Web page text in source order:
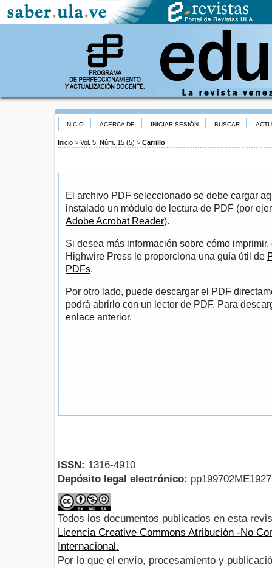
INICIO ACERCA DE INICIAR SESIÓN BUSCAR
Inicio > Vol. 5, Núm. 15 (5) > Carrillo
El archivo PDF seleccionado se debe cargar
instalado un módulo de lectura de PDF (por
Adobe Acrobat Reader).
Si desea más información sobre cómo
Highwire Press le proporciona una guía útil de
PDFs.
Por otro lado, puede descargar el PDF
podrá abrirlo con un lector de PDF. Para
enlace anterior.
ISSN: 1316-4910
Depósito legal electrónico:
Todos los documentos publicados en esta
Licencia Creative Commons Atribución -No
Internacional.
Por lo que el envío, procesamiento y